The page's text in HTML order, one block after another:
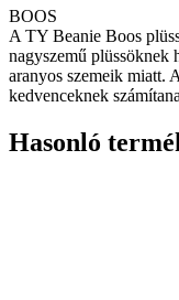
BOOS
A TY Beanie Boos
nagyszemű plüssöknek
aranyos szemeik miatt.
kedvenceknek
Hasonló